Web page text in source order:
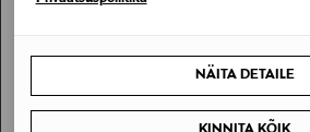
NÄITA DETAILE
SAAN ARU